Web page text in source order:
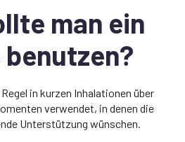
man ein
benutzen?
in kurzen Inhalationen über
verwendet, in denen die
Unterstützung wünschen.